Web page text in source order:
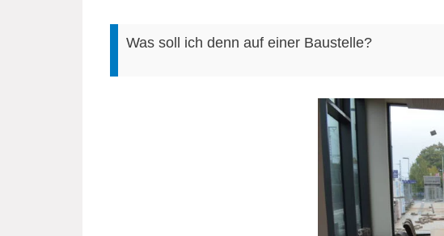
Was soll ich denn auf einer Baustelle?